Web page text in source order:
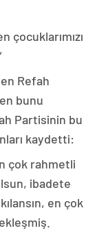
çocuklarımızı
Refah
bunu
Partisinin bu
kaydetti:
çok rahmetli
ibadete
en çok